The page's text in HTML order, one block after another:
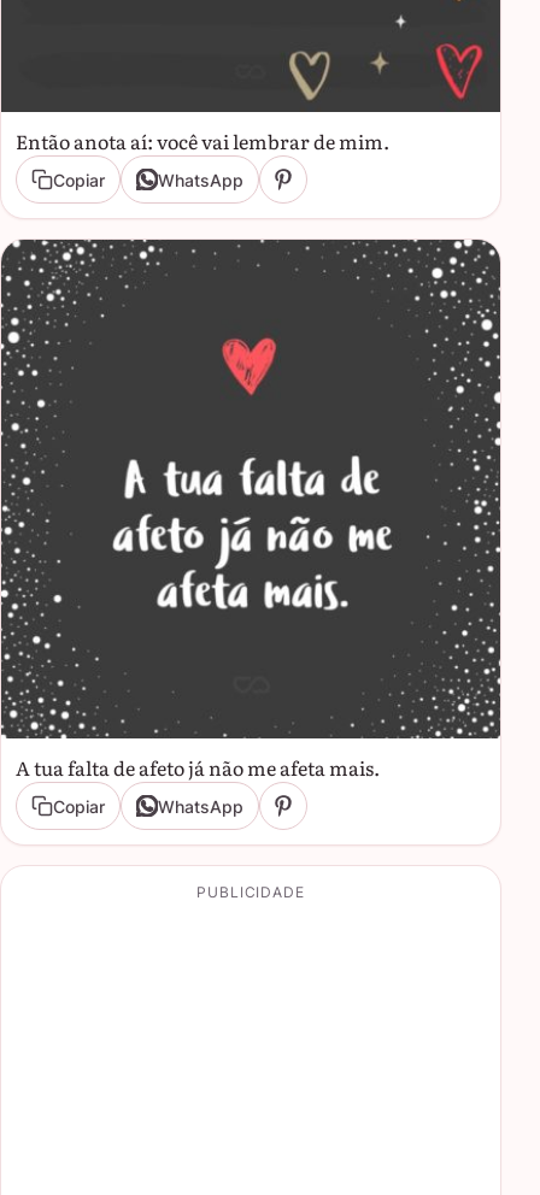
Então anota aí: você vai lembrar de mim.
Copiar WhatsApp
A tua falta de afeto já não me afeta mais.
Copiar WhatsApp
PUBLICIDADE